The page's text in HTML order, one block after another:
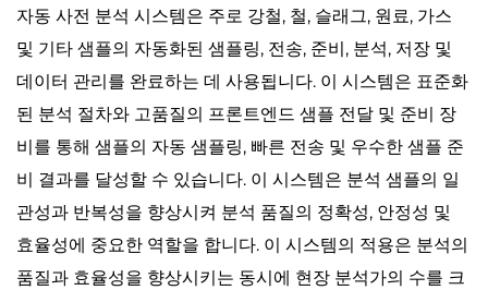
자동 사전 분석 시스템은 주로 강철, 철, 슬래그, 원료, 가스
및 기타 샘플의 자동화된 샘플링, 전송, 준비, 분석, 저장 및
데이터 관리를 완료하는 데 사용됩니다. 이 시스템은 표준화
된 분석 절차와 고품질의 프론트엔드 샘플 전달 및 준비 장
비를 통해 샘플의 자동 샘플링, 빠른 전송 및 우수한 샘플 준
비 결과를 달성할 수 있습니다. 이 시스템은 분석 샘플의 일
관성과 반복성을 향상시켜 분석 품질의 정확성, 안정성 및
효율성에 중요한 역할을 합니다. 이 시스템의 적용은 분석의
품질과 효율성을 향상시키는 동시에 현장 분석가의 수를 크